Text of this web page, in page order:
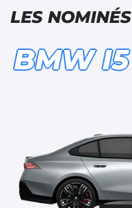
LES NOMINÉS
BMW I5